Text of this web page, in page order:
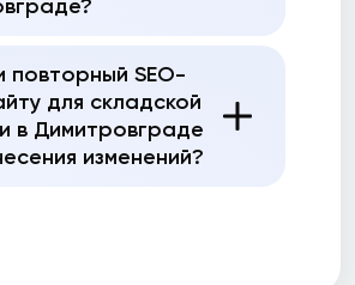
повторный SEO-
для складской
в Димитровграде
изменений?